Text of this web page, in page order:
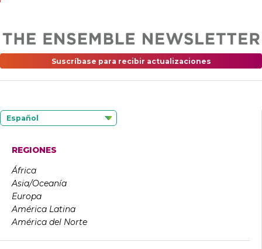
Suscríbase para recibir actualizaciones
Español
REGIONES
África
Asia/Oceanía
Europa
América Latina
América del Norte